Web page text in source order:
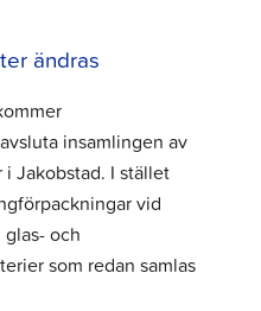
ändras
insamlingen av
Jakobstad. I stället
vid
och
som redan samlas